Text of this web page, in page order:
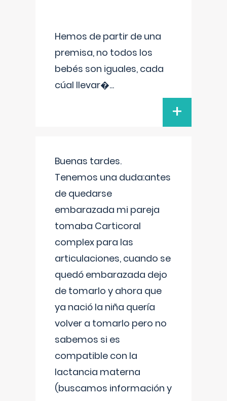
Hemos de partir de una
premisa, no todos los
bebés son iguales, cada
cúal llevar�...
+
Buenas tardes.
Tenemos una duda:antes
de quedarse
embarazada mi pareja
tomaba Carticoral
complex para las
articulaciones, cuando se
quedó embarazada dejo
de tomarlo y ahora que
ya nació la niña quería
volver a tomarlo pero no
sabemos si es
compatible con la
lactancia materna
(buscamos información y